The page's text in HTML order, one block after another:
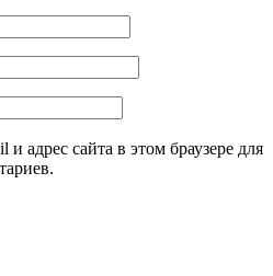
адрес сайта в этом браузере для